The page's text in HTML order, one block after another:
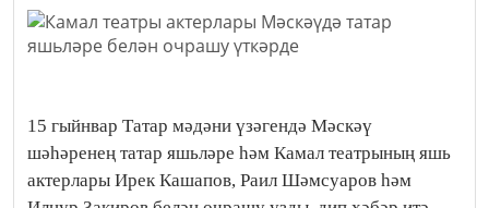
15 гыйнвар Татар мәдәни үзәгендә Мәскәү
шәһәренең татар яшьләре һәм Камал театрының яшь
актерлары Ирек Кашапов, Раил Шәмсуаров һәм